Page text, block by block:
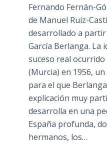
Fernando Fernán-
de Manuel Ruiz-
desarrollado a
García Berlanga. La
suceso real
(Murcia) en 1956,
para el que
explicación muy
desarrolla en una
España profunda,
hermanos, los…